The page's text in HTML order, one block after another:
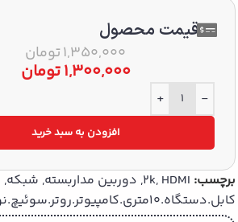
قیمت محصول
1,350,000تومان
1,300,000تومان
-
+
افزودن به سبد خرید
برچسب: 2k, HDMI
, دوربین مداربسته, شبکه,
کابل.دستگاه.10متری.کامپیوتر.روتر.سوئیچ.نوری.اتصال.سیگنال.تجهیزات.